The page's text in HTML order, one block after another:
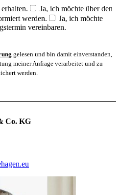
Ja, ich möchte über den
werden.
Ja, ich möchte
vereinbaren.
gelesen und bin damit einverstanden,
meiner Anfrage verarbeitet und zu
werden.
Co. KG